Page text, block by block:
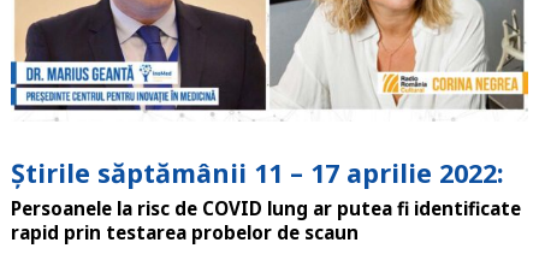
Știrile săptămânii 11 – 17 aprilie 2022:
Persoanele la risc de COVID lung ar putea fi identificate
rapid prin testarea probelor de scaun